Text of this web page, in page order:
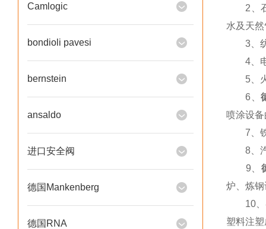
Camlogic
bondioli pavesi
bernstein
ansaldo
进口安全阀
德国Mankenberg
德国RNA
2、石
水及天
3、纺
4、电
5、火
6、
喷涂设
7、铁
8、汽
9、
炉、炼
10、各
塑料注